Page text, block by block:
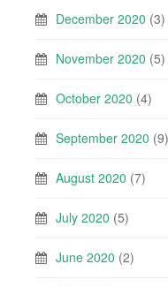
December 2020 (3)
November 2020 (5)
October 2020 (4)
September 2020 (9)
August 2020 (7)
July 2020 (5)
June 2020 (2)